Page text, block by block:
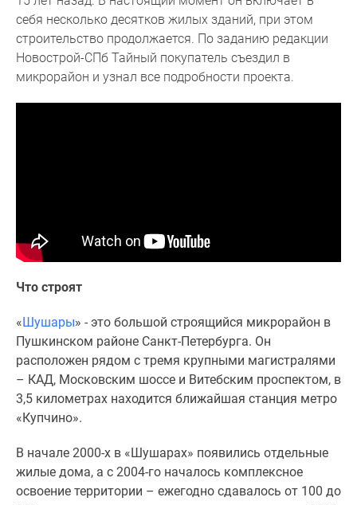
Эксперты
авторы
Машино-
комнатные
более
новостройки
комнатные
Военная
ипотека
Покупателю
Санкт-
Петербурга
Видеообзор
себя несколько десятков жилых зданий, при этом
строительство продолжается. По заданию редакции
Новострой-СПб Тайный покупатель съездил в
микрорайон и узнал все подробности проекта.
Что строят
«Шушары» - это большой строящийся микрорайон в
Пушкинском районе Санкт-Петербурга. Он
расположен рядом с тремя крупными магистралями
– КАД, Московским шоссе и Витебским проспектом, в
3,5 километрах находится ближайшая станция метро
«Купчино».
В начале 2000-х в «Шушарах» появились отдельные
жилые дома, а с 2004-го началось комплексное
освоение территории – ежегодно сдавалось от 100 до